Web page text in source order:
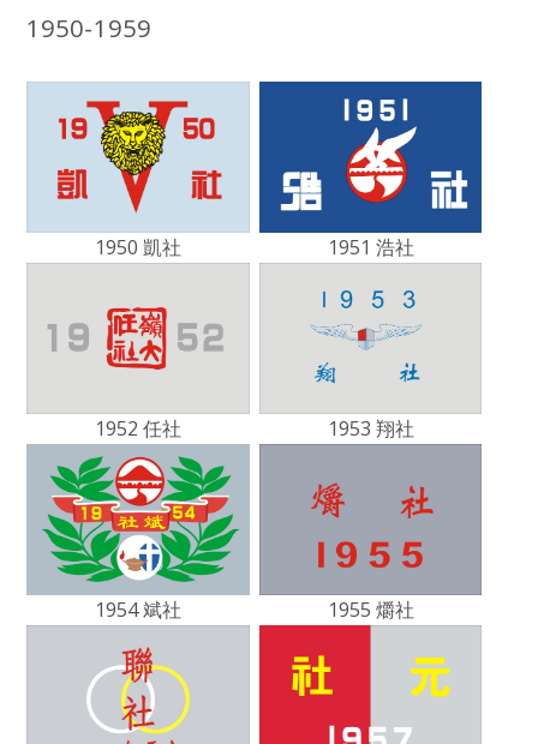
1950-1959
1950 凱社 1951 浩社
1952 任社 1953 翔社
1954 斌社 1955 爝社